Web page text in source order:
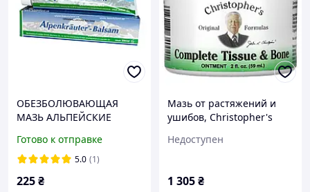
ОБЕЗБОЛЮВАЮЩАЯ
МАЗЬ АЛЬПЕЙСКИЕ
200 МЛ
Готово к отправке
5.0 (1)
225₴
Мазь от растяжений и
ушибов, Christopher's
Недоступен
1 305₴